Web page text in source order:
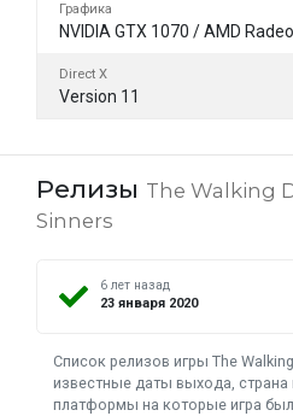
Графика
NVIDIA GTX 1070 / AMD
Direct X
Version 11
Релизы The Walking
Sinners
6 лет назад
23 января 2020
Список релизов игры The
известные даты выхода, страна
платформы на которые игра